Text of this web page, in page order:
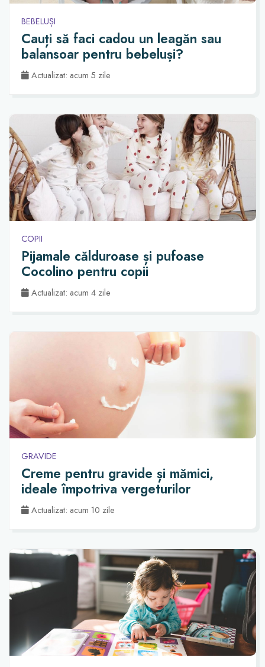
BEBELUȘI
Cauți să faci cadou un leagăn sau
balansoar pentru bebeluși?
Actualizat: acum 5 zile
COPII
Pijamale călduroase și pufoase
Cocolino pentru copii
Actualizat: acum 4 zile
GRAVIDE
Creme pentru gravide și mămici,
ideale împotriva vergeturilor
Actualizat: acum 10 zile